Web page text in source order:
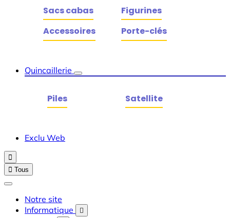
Sacs cabas
Figurines
Accessoires
Porte-clés
Quincaillerie
Piles Satellite
Exclu Web

 Tous
Notre site
Informatique
